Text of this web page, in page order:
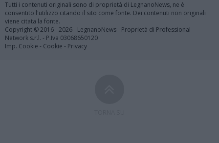
Tutti i contenuti originali sono di proprietà di LegnanoNews, ne è
consentito l'utilizzo citando il sito come fonte. Dei contenuti non originali
viene citata la fonte.
Copyright © 2016 - 2026 - LegnanoNews - Proprietà di Professional
Network s.r.l. - P.Iva 03068650120
Imp. Cookie - Cookie - Privacy